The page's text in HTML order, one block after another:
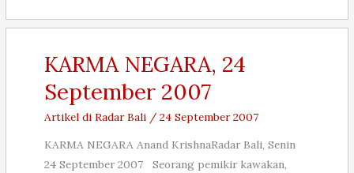
–
dan
Pesan
dari
Negeri
KARMA NEGARA, 24
September 2007
Artikel di Radar Bali /24 September 2007
KARMA NEGARA Anand KrishnaRadar Bali, Senin
24 September 2007 Seorang pemikir kawakan,